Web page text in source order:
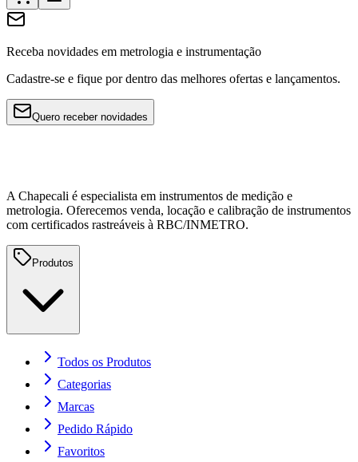
Receba novidades em metrologia e instrumentação
Cadastre-se e fique por dentro das melhores ofertas e lançamentos.
Quero receber novidades
A Chapecali é especialista em instrumentos de medição e
metrologia. Oferecemos venda, locação e calibração de instrumentos
com certificados rastreáveis à RBC/INMETRO.
Produtos
Todos os Produtos
Categorias
Marcas
Pedido Rápido
Favoritos